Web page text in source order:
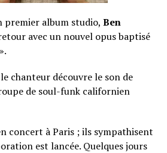
premier album studio, Ben
avec un nouvel opus baptisé
chanteur découvre le son de
de soul-funk californien
concert à Paris ; ils sympathisent
est lancée. Quelques jours